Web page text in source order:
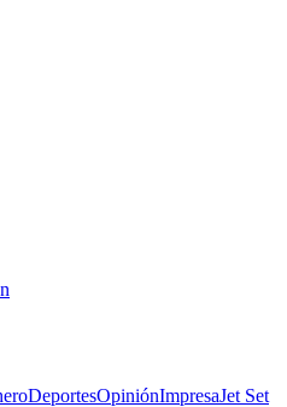
DeportesOpiniónImpresaJet Set